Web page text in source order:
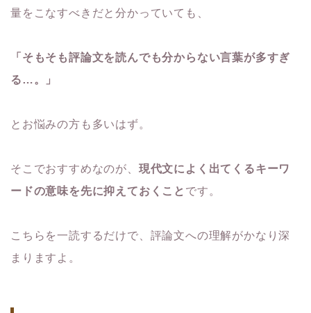
量をこなすべきだと分かっていても、
「そもそも評論文を読んでも分からない言葉が多すぎ
る…。」
とお悩みの方も多いはず。
そこでおすすめなのが、 現代文によく出てくるキーワ
ードの意味を先に抑えておくこと です。
こちらを一読するだけで、評論文への理解がかなり深
まりますよ。